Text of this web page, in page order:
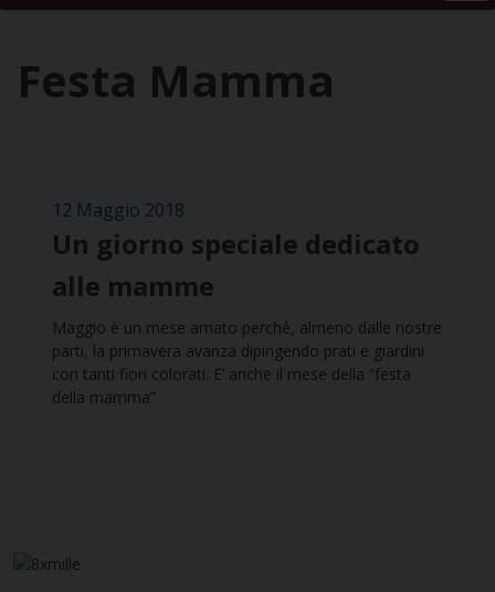
Festa Mamma
12 Maggio 2018
Un giorno speciale dedicato
alle mamme
Maggio è un mese amato perché, almeno dalle nostre
parti, la primavera avanza dipingendo prati e giardini
con tanti fiori colorati. E’ anche il mese della “festa
della mamma”